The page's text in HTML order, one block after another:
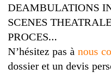
DEAMBULATIONS
SCENES
PROCES...
N’hésitez pas à nous
dossier et un devis